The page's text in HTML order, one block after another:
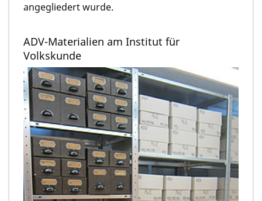
angegliedert wurde.
ADV-Materialien am Institut für
Volkskunde